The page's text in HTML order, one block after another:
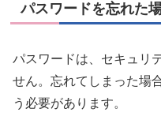
パスワードを忘れた
パスワードは、セキュリ
せん。忘れてしまった場
う必要があります。